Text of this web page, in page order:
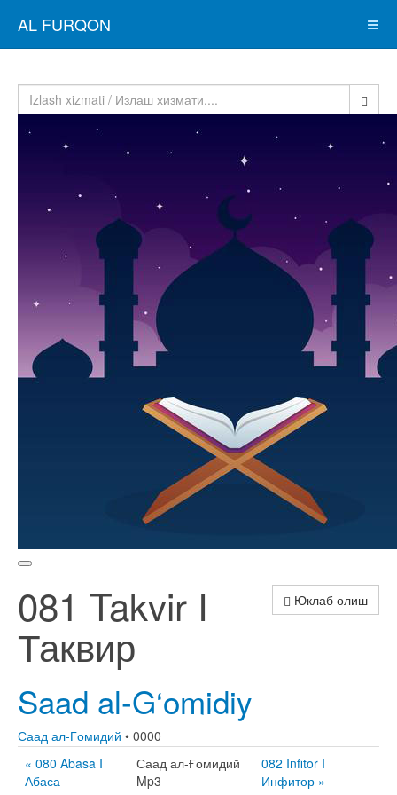
AL FURQON
Юклаб олиш
081 Takvir I
Таквир
Saad al-G‘omidiy
Саад ал-Ғомидий • 0000
« 080 Abasa I
Абаса
Саад ал-Ғомидий
Mp3
082 Infitor I
Инфитор »